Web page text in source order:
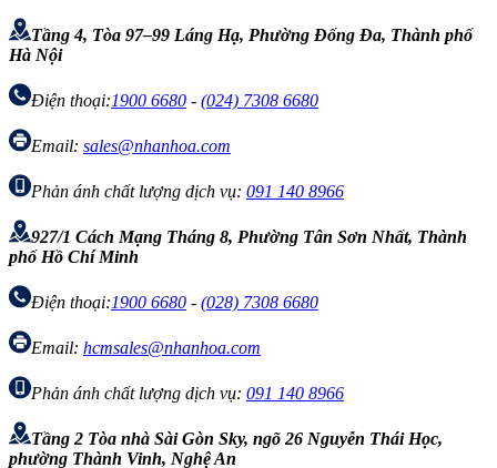
Tầng 4, Tòa 97–99 Láng Hạ, Phường Đống Đa, Thành phố
Hà Nội
Điện thoại:1900 6680 - (024) 7308 6680
Email: sales@nhanhoa.com
Phản ánh chất lượng dịch vụ: 091 140 8966
927/1 Cách Mạng Tháng 8, Phường Tân Sơn Nhất, Thành
phố Hồ Chí Minh
Điện thoại:1900 6680 - (028) 7308 6680
Email: hcmsales@nhanhoa.com
Phản ánh chất lượng dịch vụ: 091 140 8966
Tầng 2 Tòa nhà Sài Gòn Sky, ngõ 26 Nguyễn Thái Học,
phường Thành Vinh, Nghệ An